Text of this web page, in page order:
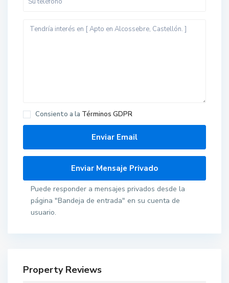
Consiento a la Términos GDPR
Puede responder a mensajes privados desde la
página "Bandeja de entrada" en su cuenta de
usuario.
Property Reviews